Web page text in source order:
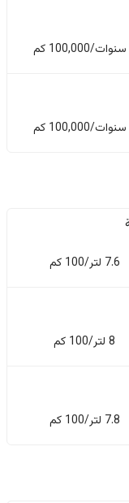
7.6 لتر/100 كم
8 لتر/100 كم
7.8 لتر/100 كم